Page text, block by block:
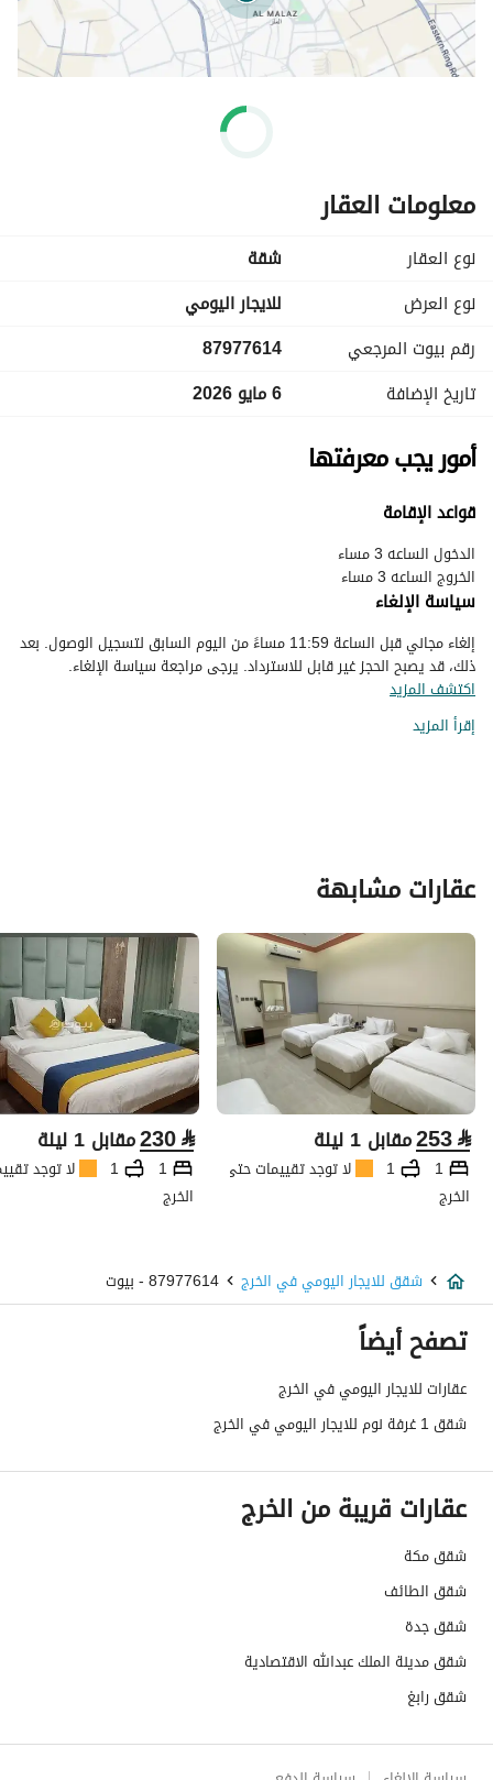
معلومات العقار
نوع العقار
شقة
نوع العرض
للايجار اليومي
رقم بيوت المرجعي
87977614
تاريخ الإضافة
6 مايو 2026
أمور يجب معرفتها
قواعد الإقامة
الخروج الساعه 3 مساء
سياسة الإلغاء
إلغاء مجاني قبل الساعة 11:59 مساءً من اليوم السابق لتسجيل الوصول. بعد
ذلك، قد يصبح الحجز غير قابل للاسترداد. يرجى مراجعة سياسة الإلغاء.
اكتشف المزيد
إقرأ المزيد
عقارات مشابهة
⃁
253مقابل 1 ليلة
1
1
لا توجد تقييمات حتى الآن
الخرج
⃁
230مقابل 1 ليلة
1
1
لا توجد
الخرج
شقق للايجار اليومي في الخرج 87977614 - بيوت
تصفح أيضاً
عقارات للايجار اليومي في الخرج
شقق 1 غرفة نوم للايجار اليومي في الخرج
عقارات قريبة من الخرج
شقق مكة
شقق الطائف
شقق جدة
شقق مدينة الملك عبدالله الاقتصادية
شقق رابغ